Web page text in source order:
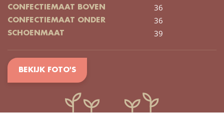
CONFECTIEMAAT BOVEN 36
CONFECTIEMAAT ONDER 36
SCHOENMAAT 39
BEKIJK FOTO'S